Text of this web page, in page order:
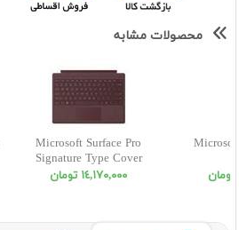
محصولات مشابه
Microsoft Surface Pro
Signature Type Cover
١٤,١٧٠,٠٠٠ تومان